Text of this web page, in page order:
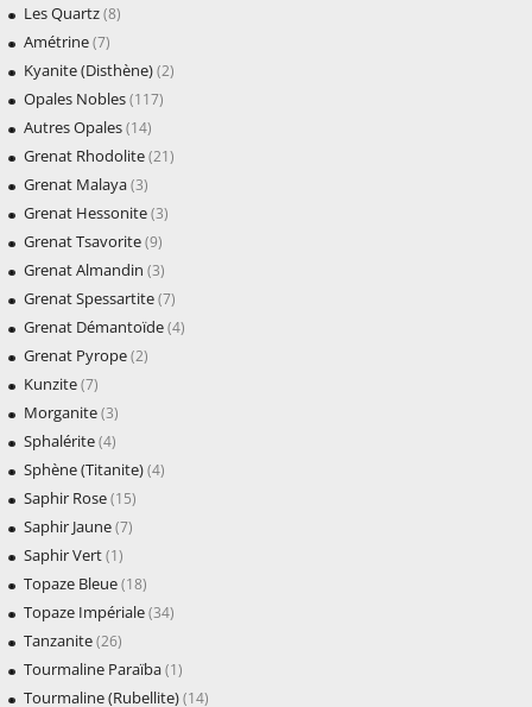
Les Quartz(8)
Amétrine(7)
Kyanite (Disthène)(2)
Opales Nobles(117)
Autres Opales(14)
Grenat Rhodolite(21)
Grenat Malaya(3)
Grenat Hessonite(3)
Grenat Tsavorite(9)
Grenat Almandin (3)
Grenat Spessartite(7)
Grenat Démantoïde(4)
Grenat Pyrope(2)
Kunzite(7)
Morganite(3)
Sphalérite(4)
Sphène (Titanite)(4)
Saphir Rose(15)
Saphir Jaune(7)
Saphir Vert(1)
Topaze Bleue(18)
Topaze Impériale(34)
Tanzanite(26)
Tourmaline Paraïba(1)
Tourmaline (Rubellite)(14)